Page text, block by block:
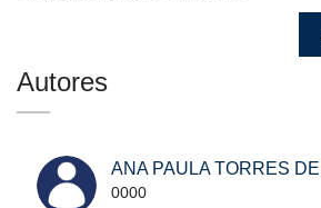
Autores
ANA PAULA TORRES
0000